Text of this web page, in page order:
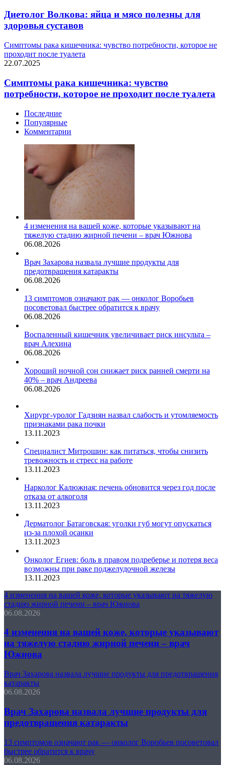
Диетолог Волкова: яйца и мясо полезны для
здоровья суставов
Симптомы рака кишечника: чувство потребности, которое не
проходит после туалета
22.07.2025
Симптомы рака кишечника: чувство
потребности, которое не проходит после туалета
Последние
Популярные
Комментарии
4 изменения на вашей коже, которые указывают на
тяжелую стадию жирной печени – врач Южнова
06.08.2026
Врач Захарова назвала лучшие продукты для
предотвращения катаракты
06.08.2026
13 симптомов означают рак — онколог Воробьев
посоветовал быстрее обратится к врачу
06.08.2026
Воспаленный кишечник увеличивает риск инсульта –
врач Алехина
06.08.2026
Хороший ночной сон снижает риск ранней смерти на
40% – врач Андреева
06.08.2026
Хирург-уролог Гадзиян назвал слабость и утомляемость
признаками рака почки
13.11.2023
Специалист Митрошин: как питаться, чтобы снизить
тревожность и стресс на работе
13.11.2023
Нарколог Калюжная: печень обновится через год после
отказа от алкоголя
13.11.2023
Дерматолог Батаговская: уголки губ могут опускаться
из-за плохой осанки
13.11.2023
Онколог Егиев: боль в правом подреберье и потеря веса
возможны при раке поджелудочной железы
13.11.2023
4 изменения на вашей коже, которые указывают на тяжелую
стадию жирной печени – врач Южнова
06.08.2026
4 изменения на вашей коже, которые указывают
на тяжелую стадию жирной печени – врач
Южнова
Врач Захарова назвала лучшие продукты для предотвращения
катаракты
06.08.2026
Врач Захарова назвала лучшие продукты для
предотвращения катаракты
13 симптомов означают рак — онколог Воробьев посоветовал
быстрее обратится к врачу
06.08.2026